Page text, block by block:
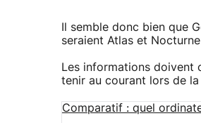
Il semble donc bien que
seraient Atlas et
Les informations doivent
tenir au courant lors de
Comparatif : quel